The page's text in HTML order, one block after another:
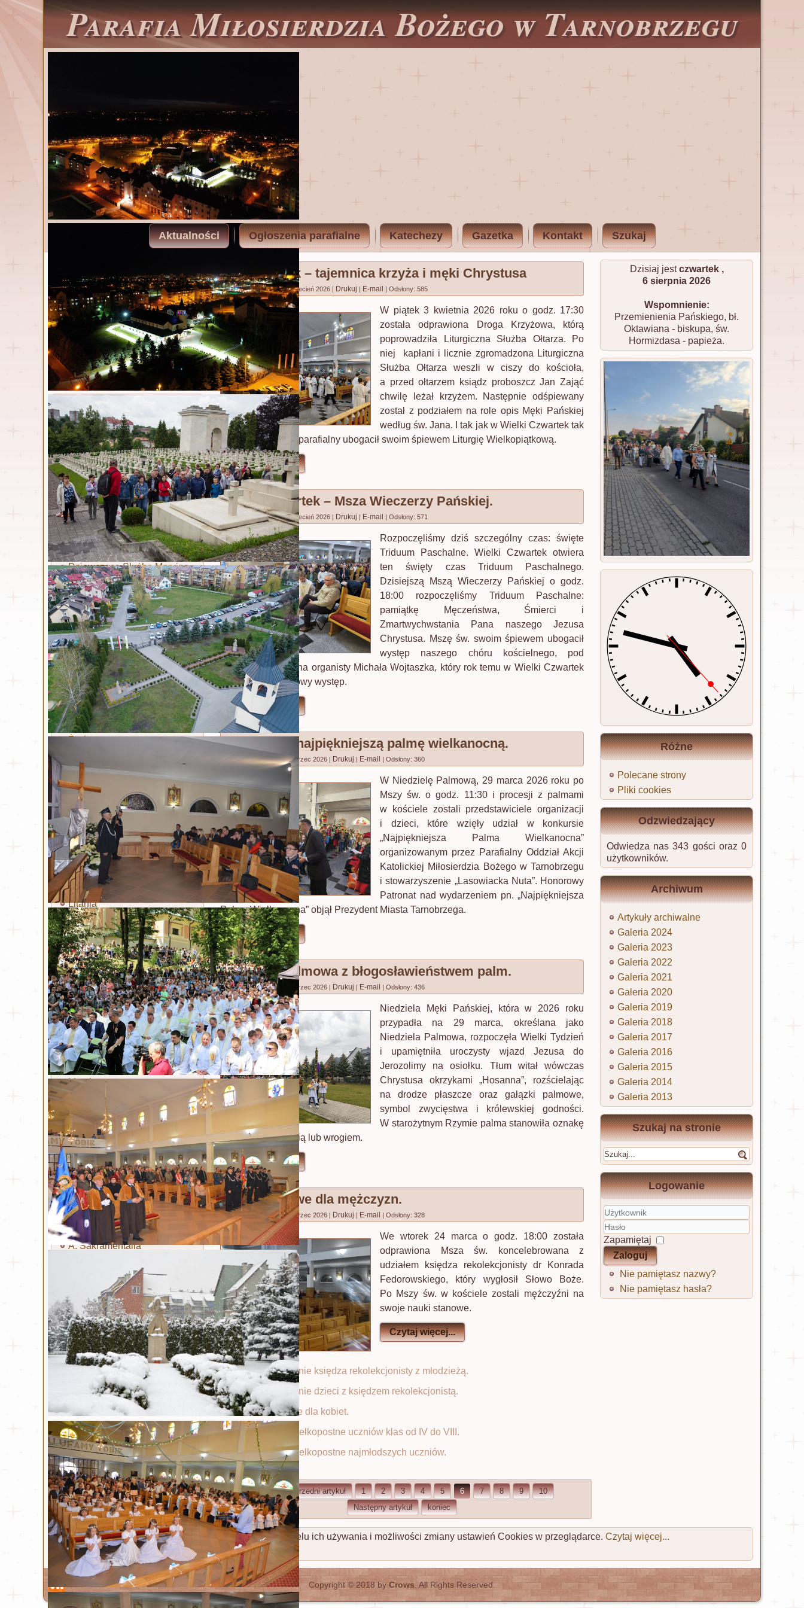
Parafia Miłosierdzia Bożego w Tarnobrzegu
Aktualności Ogłoszenia parafialne Katechezy Gazetka Kontakt Szukaj
Parafia
Msze św. i nabożeństwa
Duszpasterze
Kancelaria
Historia
Parafia w statystyce
Nasz kościół
Standardy ochrony małoletnich
Zespół ds. prewencji
Osoby włączone w
duszpasterstwo
Wspólnoty parafialne
Ruch Światło - Oaza
Liturgiczna Służba Ołtarza
Dziewczęca Służba Maryjna
Żywy Różaniec
Akcja Katolicka
Wspólnota dla Intronizacji
NSPJ
Stowarzyszenie Krwi
Chrystusa
Legion Maryi
Koła koronkowe
Św. Siostra Faustyna
Życiorys
Litania
Nowenna
Odpust zupełny
Miłosierdzie Boże
Kult Miłosierdzia Bożego
Obraz Jezusa Miłosiernego
Koronka
Litania
Nowenna
Święty Jan Paweł II
Życiorys
Modlitwa i Litania
Wiersze
Bł. ks. Michał Sopoćko
Życiorys
Litania
Sakramenty i obrzędy
Chrzest
Eucharystia
Bierzmowanie
Kapłaństwo
Małżeństwo
Namaszczenie chorych
Pokuta
A. Sakramentalia
Wielki Piątek – tajemnica krzyża i męki Chrystusa
Opublikowano: 03 kwiecień 2026 | Drukuj | E-mail | Odsłony: 585
W piątek 3 kwietnia 2026 roku o godz. 17:30
została odprawiona Droga Krzyżowa, którą
poprowadziła Liturgiczna Służba Ołtarza. Po
niej kapłani i licznie zgromadzona Liturgiczna
Służba Ołtarza weszli w ciszy do kościoła,
a przed ołtarzem ksiądz proboszcz Jan Zająć
chwilę leżał krzyżem. Następnie odśpiewany
został z podziałem na role opis Męki Pańskiej
według św. Jana. I tak jak w Wielki Czwartek tak
i dzisiaj nasz chór parafialny ubogacił swoim śpiewem Liturgię Wielkopiątkową.
Czytaj więcej...
Wielki Czwartek – Msza Wieczerzy Pańskiej.
Opublikowano: 02 kwiecień 2026 | Drukuj | E-mail | Odsłony: 571
Rozpoczęliśmy dziś szczególny czas: święte
Triduum Paschalne. Wielki Czwartek otwiera
ten święty czas Triduum Paschalnego.
Dzisiejszą Mszą Wieczerzy Pańskiej o godz.
18:00 rozpoczęliśmy Triduum Paschalne:
pamiątkę Męczeństwa, Śmierci i
Zmartwychwstania Pana naszego Jezusa
Chrystusa. Mszę św. swoim śpiewem ubogacił
występ naszego chóru kościelnego, pod
kierownictwem pana organisty Michała Wojtaszka, który rok temu w Wielki Czwartek
miał swój premierowy występ.
Czytaj więcej...
Konkurs na najpiękniejszą palmę wielkanocną.
Opublikowano: 29 marzec 2026 | Drukuj | E-mail | Odsłony: 360
W Niedzielę Palmową, 29 marca 2026 roku po
Mszy św. o godz. 11:30 i procesji z palmami
w kościele zostali przedstawiciele organizacji
i dzieci, które wzięły udział w konkursie
„Najpiękniejsza Palma Wielkanocna”
organizowanym przez Parafialny Oddział Akcji
Katolickiej Miłosierdzia Bożego w Tarnobrzegu
i stowarzyszenie „Lasowiacka Nuta”. Honorowy
Patronat nad wydarzeniem pn. „Najpiękniejsza
Palma Wielkanocna” objął Prezydent Miasta Tarnobrzega.
Czytaj więcej...
Niedziela Palmowa z błogosławieństwem palm.
Opublikowano: 29 marzec 2026 Drukuj E-mail Odsłony: 436
Niedziela Męki Pańskiej, która w 2026 roku
przypadła na 29 marca, określana jako
Niedziela Palmowa, rozpoczęła Wielki Tydzień
i upamiętniła uroczysty wjazd Jezusa do
Jerozolimy na osiołku. Tłum witał wówczas
Chrystusa okrzykami „Hosanna”, rozścielając
na drodze płaszcze oraz gałązki palmowe,
symbol zwycięstwa i królewskiej godności.
W starożytnym Rzymie palma stanowiła oznakę
triumfu nad śmiercią lub wrogiem.
Czytaj więcej...
Nauki stanowe dla mężczyzn.
Opublikowano: 24 marzec 2026 Drukuj E-mail Odsłony: 328
We wtorek 24 marca o godz. 18:00 została
odprawiona Msza św. koncelebrowana z
udziałem księdza rekolekcjonisty dr Konrada
Fedorowskiego, który wygłosił Słowo Boże.
Po Mszy św. w kościele zostali mężczyźni na
swoje nauki stanowe.
Czytaj więcej...
Drugie spotkanie księdza rekolekcjonisty z młodzieżą.
Drugie spotkanie dzieci z księdzem rekolekcjonistą.
Nauki stanowe dla kobiet.
Rekolekcje wielkopostne uczniów klas od IV do VIII.
Rekolekcje wielkopostne najmłodszych uczniów.
Strona 6 z 312
start
Poprzedni artykuł 1 2 3 4 5 6 7 8 9
10
Następny artykuł
koniec
Dzisiaj jestczwartek ,
6 sierpnia 2026
Wspomnienie:
Przemienienia Pańskiego, bł.
Oktawiana - biskupa, św.
Hormizdasa - papieża.
Różne
Polecane strony
Pliki cookies
Odzwiedzający
Odwiedza nas 343 gości oraz 0
użytkowników.
Archiwum
Artykuły archiwalne
Galeria 2024
Galeria 2023
Galeria 2022
Galeria 2021
Galeria 2020
Galeria 2019
Galeria 2018
Galeria 2017
Galeria 2016
Galeria 2015
Galeria 2014
Galeria 2013
Szukaj na stronie
Logowanie
Użytkownik
Hasło
Zapamiętaj
Zaloguj
Nie pamiętasz nazwy?
Nie pamiętasz hasła?
Ta strona używa plików Cookies. Dowiedz się więcej o celu ich używania i możliwości zmiany ustawień Cookies w przeglądarce. Czytaj więcej...
Copyright © 2018 byCrows . All Rights Reserved.